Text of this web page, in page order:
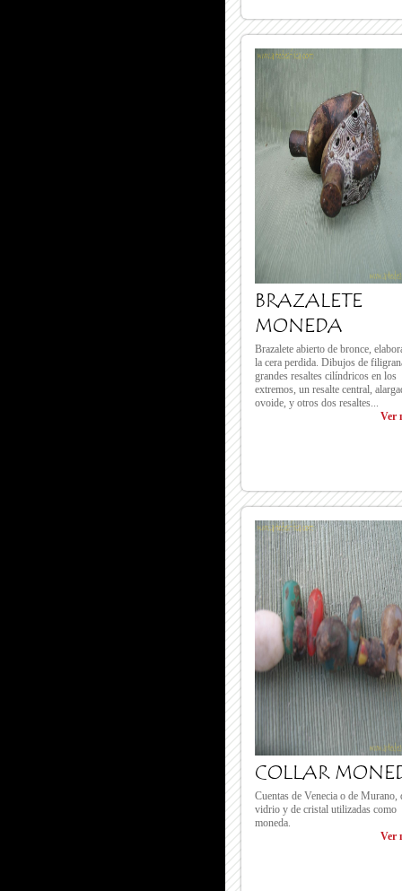
BRAZALETE
MONEDA
Brazalete abierto de bronce,
la cera perdida. Dibujos de
grandes resaltes cilíndricos en los
extremos, un resalte central,
ovoide, y otros dos resaltes...
Ver
COLLAR
Cuentas de Venecia o de Murano,
vidrio y de cristal utilizadas como
moneda.
Ver